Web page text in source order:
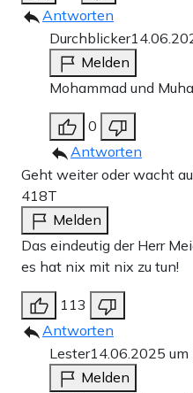
Antworten
Durchblicker
Melden
Mohammad und
0
Antworten
Geht weiter oder wacht
418T
Melden
Das eindeutig der Herr
es hat nix mit nix zu tun!
113
Antworten
Lester14.06.2025
Melden